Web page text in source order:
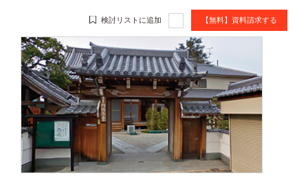
検討リストに追加 【無料】資料請求する